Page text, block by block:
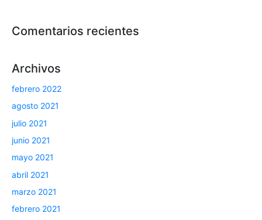
Comentarios recientes
Archivos
febrero 2022
agosto 2021
julio 2021
junio 2021
mayo 2021
abril 2021
marzo 2021
febrero 2021